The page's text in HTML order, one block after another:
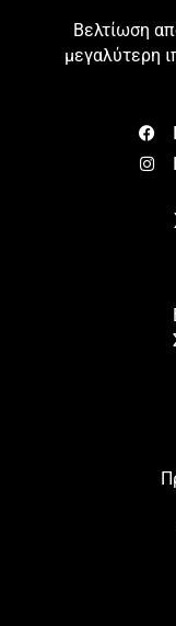
Βελτίωση
μεγαλύτερη